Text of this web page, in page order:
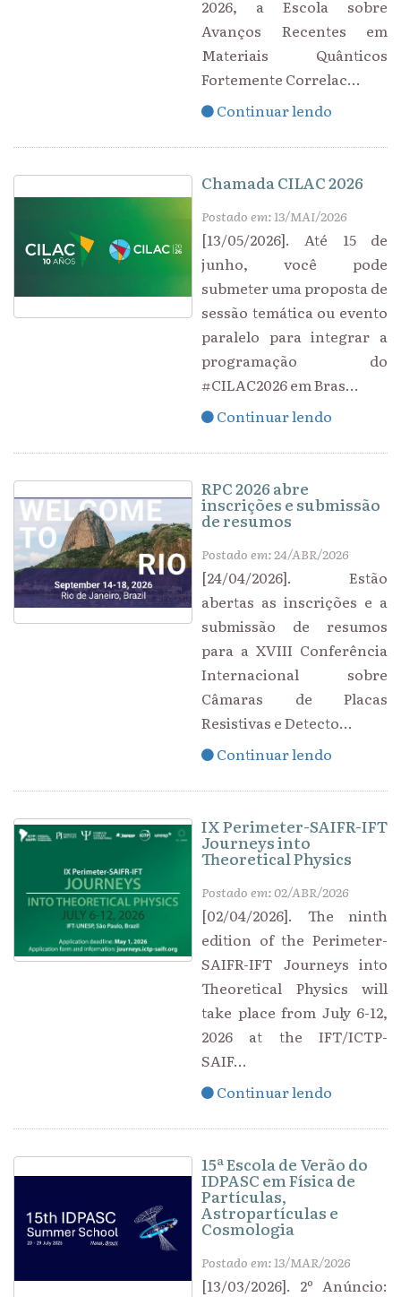
2026, a Escola sobre
Avanços Recentes em
Materiais Quânticos
Fortemente Correlac...
Continuar lendo
Chamada CILAC 2026
Postado em: 13/MAI/2026
[13/05/2026]. Até 15 de
junho, você pode
submeter uma proposta de
sessão temática ou evento
paralelo para integrar a
programação do
#CILAC2026 em Bras...
Continuar lendo
RPC 2026 abre
inscrições e submissão
de resumos
Postado em: 24/ABR/2026
[24/04/2026]. Estão
abertas as inscrições e a
submissão de resumos
para a XVIII Conferência
Internacional sobre
Câmaras de Placas
Resistivas e Detecto...
Continuar lendo
IX Perimeter-SAIFR-IFT
Journeys into
Theoretical Physics
Postado em: 02/ABR/2026
[02/04/2026]. The ninth
edition of the Perimeter-
SAIFR-IFT Journeys into
Theoretical Physics will
take place from July 6-12,
2026 at the IFT/ICTP-
SAIF...
Continuar lendo
15ª Escola de Verão do
IDPASC em Física de
Partículas,
Astropartículas e
Cosmologia
Postado em: 13/MAR/2026
[13/03/2026]. 2º Anúncio: